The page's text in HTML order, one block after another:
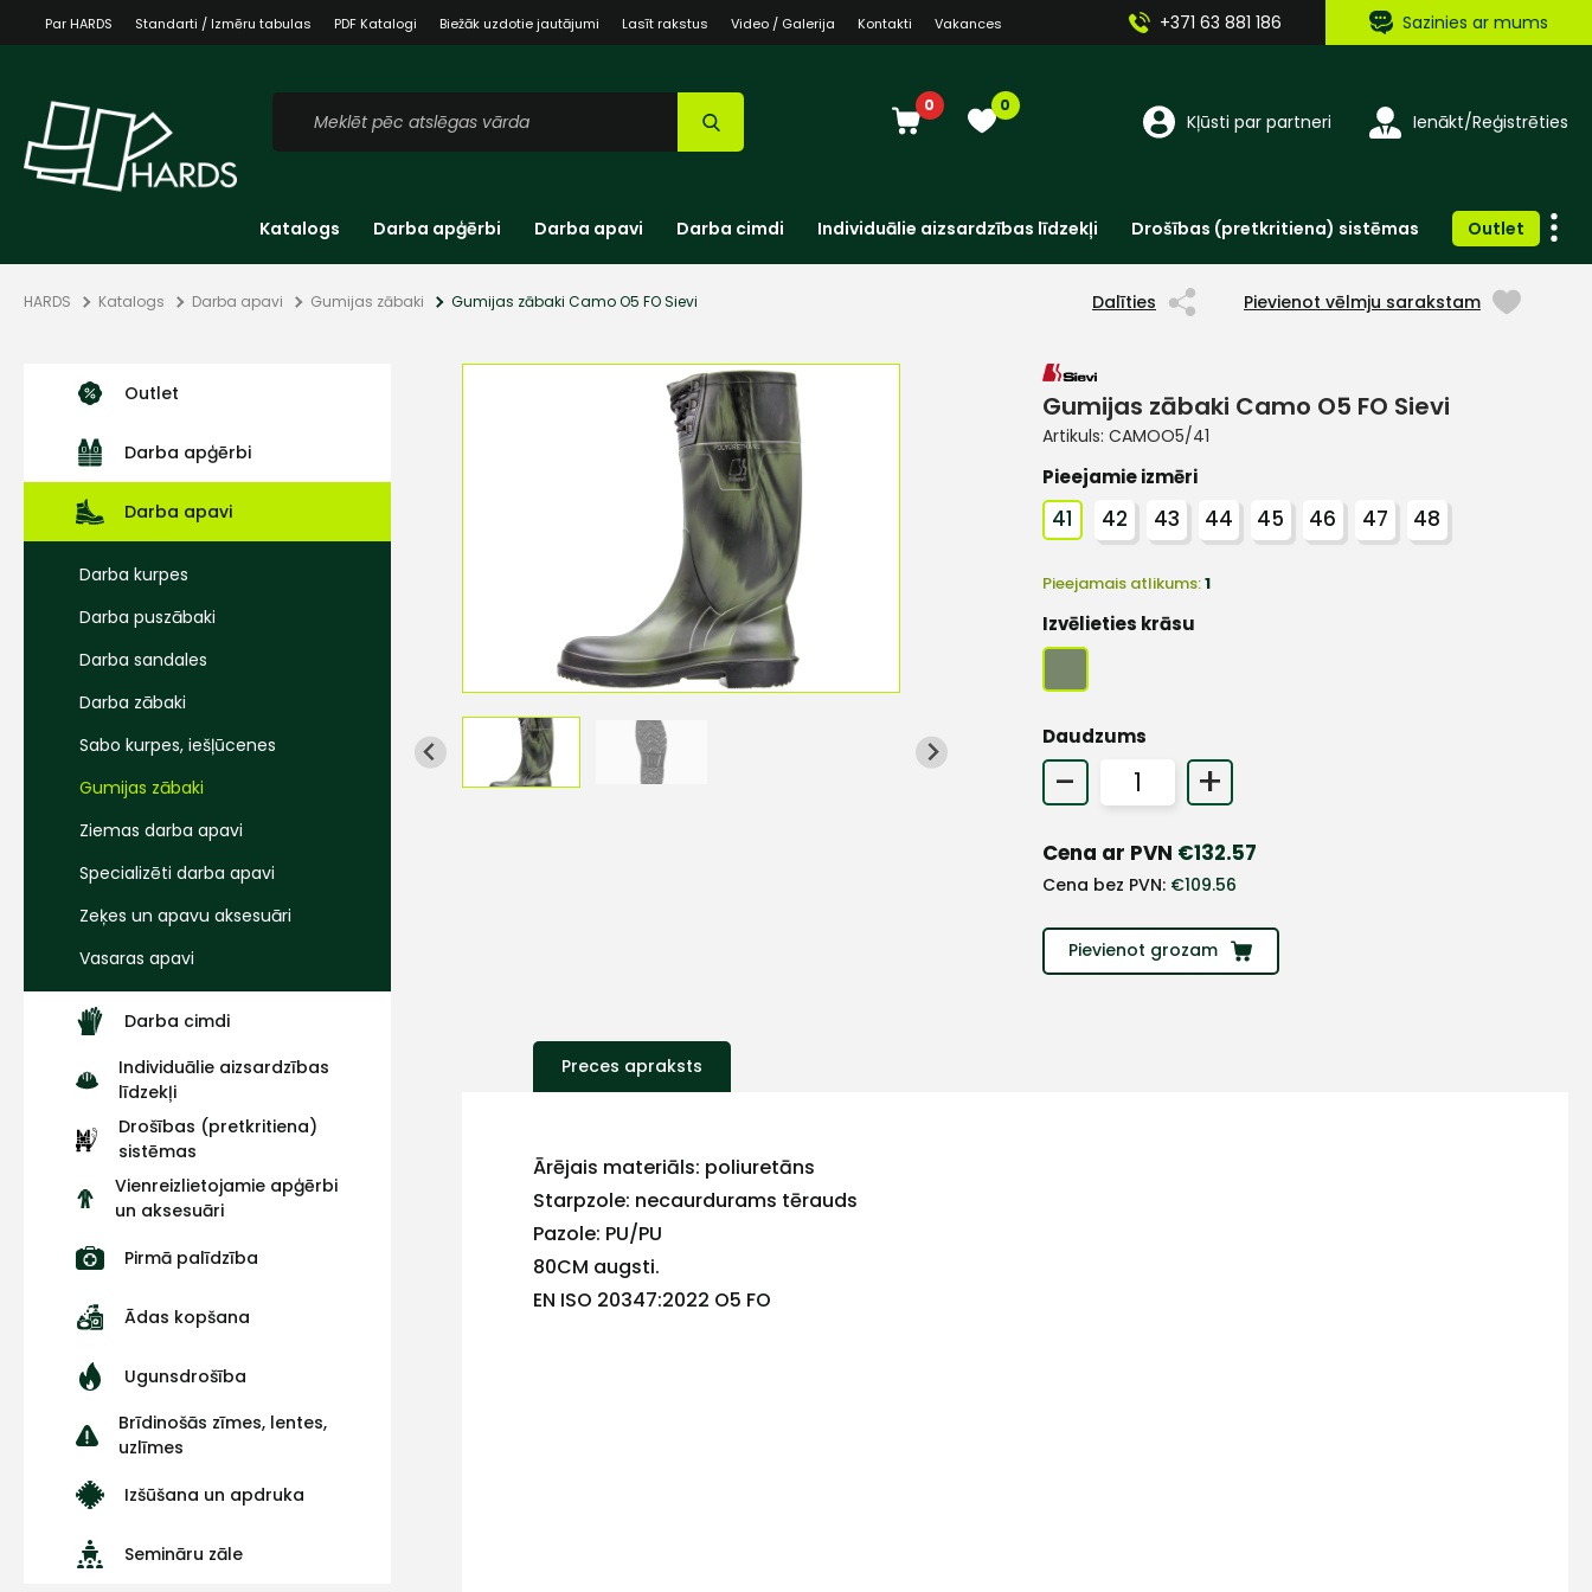
Par HARDS Standarti / Izmēru tabulas PDF Katalogi Biežāk uzdotie jautājumi Lasīt rakstus Video / Galerija Kontakti Vakances +371 63 881 186 Sazinies ar mums
0 0
Kļūsti par partneri Ienākt/Reģistrēties
Katalogs Darba apģērbi Darba apavi Darba cimdi Individuālie aizsardzības līdzekļi Drošības (pretkritiena) sistēmas Outlet
HARDS Katalogs Darba apavi Gumijas zābaki Gumijas zābaki Camo O5 FO Sievi Dalīties Pievienot vēlmju sarakstam
Outlet
Darba apģērbi
Darba apavi
Darba kurpes
Darba puszābaki
Darba sandales
Darba zābaki
Sabo kurpes, iešļūcenes
Gumijas zābaki
Ziemas darba apavi
Specializēti darba apavi
Zeķes un apavu aksesuāri
Vasaras apavi
Darba cimdi
Individuālie aizsardzības
līdzekļi
Drošības (pretkritiena)
sistēmas
Vienreizlietojamie apģērbi
un aksesuāri
Pirmā palīdzība
Ādas kopšana
Ugunsdrošība
Brīdinošās zīmes, lentes,
uzlīmes
Izšūšana un apdruka
Semināru zāle
Gumijas zābaki Camo O5 FO Sievi
Artikuls: CAMOO5/41
Pieejamie izmēri
41 42 43 44 45 46 47 48
Pieejamais atlikums:1
Izvēlieties krāsu
Daudzums
- +
Cena ar PVN €132.57
Cena bez PVN: €109.56
Pievienot grozam
Preces apraksts
Ārējais materiāls: poliuretāns
Starpzole: necaurdurams tērauds
Pazole: PU/PU
80CM augsti.
EN ISO 20347:2022 O5 FO
+